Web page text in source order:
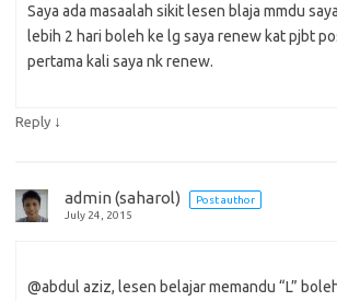
Saya ada masaalah sikit lesen blaja mmdu
lebih 2 hari boleh ke lg saya renew kat pjbt
pertama kali saya nk renew.
Reply ↓
admin (saharol)
Post author
July 24, 2015
@abdul aziz, lesen belajar memandu “L”